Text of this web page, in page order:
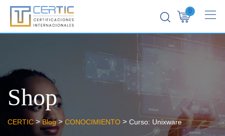
0
Shop
CERTIC>Blog> CONOCIMIENTO > Curso: Unixware